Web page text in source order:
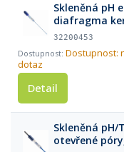
Skleněná pH
diafragma
32200453
Dostupnost:
dotaz
Detail
Skleněná pH/
otevřené